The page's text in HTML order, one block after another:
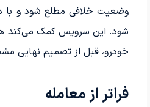
وضعیت خلافی مطلع شود و با
شود. این سرویس کمک می‌کند
خودرو، قبل از تصمیم نهایی
فراتر از معامله